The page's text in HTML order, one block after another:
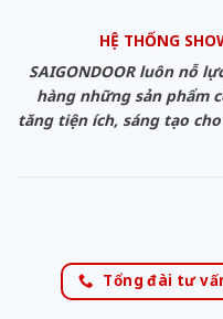
HỆ THỐNG
SAIGONDOOR luôn nỗ
hàng những sản phẩm
tăng tiện ích, sáng tạo
Tổng đài tư